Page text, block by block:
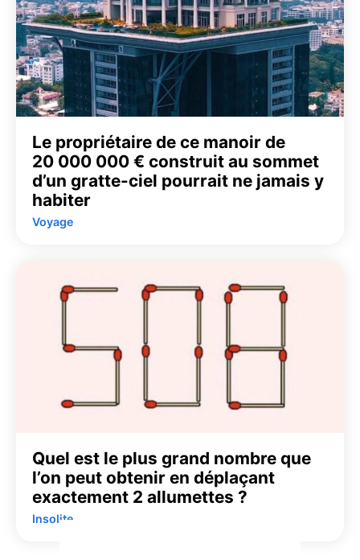
Le propriétaire de ce manoir de
20 000 000 € construit au sommet
d’un gratte-ciel pourrait ne jamais y
habiter
Voyage
Quel est le plus grand nombre que
l’on peut obtenir en déplaçant
exactement 2 allumettes ?
Insolite